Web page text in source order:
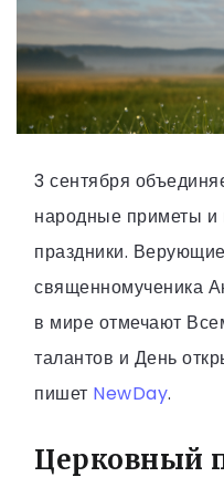
3 сентября
народные приметы
праздники.
священномученика
в мире отмечают
талантов и День
пишет NewDay.
Церковный